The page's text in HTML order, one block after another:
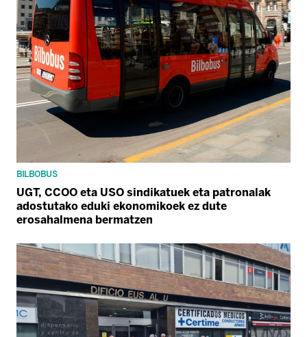
BILBOBUS
UGT, CCOO eta USO sindikatuek eta patronalak
adostutako eduki ekonomikoek ez dute
erosahalmena bermatzen